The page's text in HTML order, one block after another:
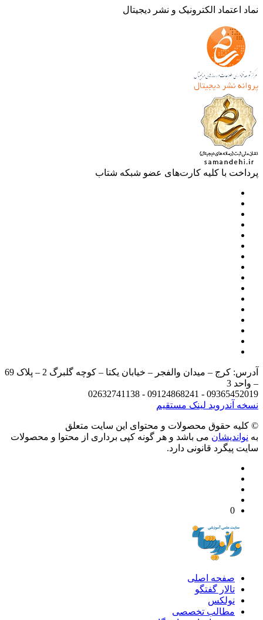
اعتماد الکترونیک و نشر دیجیتال
با کلیه کارت‌های عضو شبکه شتاب
آدرس: کرج – میدان والفجر – خیابان یکتا – کوچه گلبرگ 2 – پلاک 69
3
09365452019 - 09124868241 -
آندرویدلینک مستقیم
حقوق محصولات و محتوای اين سایت متعلق
می باشد و هر گونه کپی برداری از محتوا و محصولات
پیگرد قانونی دارد.
صفحه اصلی
تالار گفتگو
نولکس
مطالب تخصصی